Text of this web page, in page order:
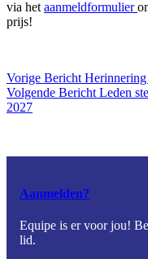
via het aanmeldformulier
prijs!
Vorige Bericht
Volgende Bericht Leden
2027
Aanmelden?
Equipe is er voor jou!
lid.